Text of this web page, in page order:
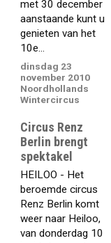
met 30 december
aanstaande kunt u
genieten van het
10e...
dinsdag 23
november 2010
Noordhollands
Wintercircus
Circus Renz
Berlin brengt
spektakel
HEILOO - Het
beroemde circus
Renz Berlin komt
weer naar Heiloo,
van donderdag 10